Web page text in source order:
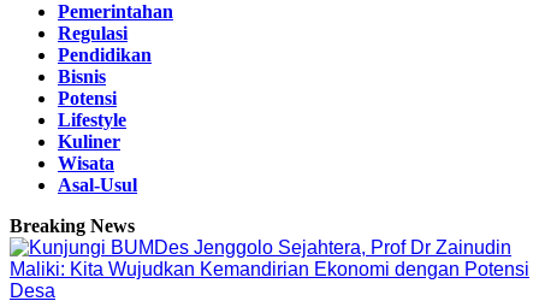
Pemerintahan
Regulasi
Pendidikan
Bisnis
Potensi
Lifestyle
Kuliner
Wisata
Asal-Usul
Breaking News